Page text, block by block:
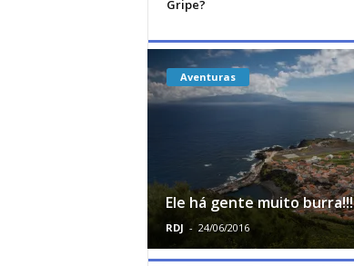
Gripe?
Aventuras
Ele há gente muito burra!!!
RDJ - 24/06/2016